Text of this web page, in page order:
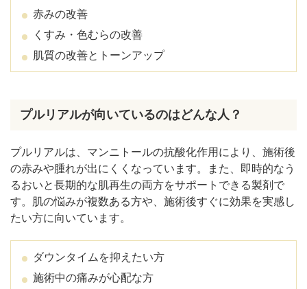
赤みの改善
くすみ・色むらの改善
肌質の改善とトーンアップ
プルリアルが向いているのはどんな人？
プルリアルは、マンニトールの抗酸化作用により、施術後
の赤みや腫れが出にくくなっています。また、即時的なう
るおいと長期的な肌再生の両方をサポートできる製剤で
す。肌の悩みが複数ある方や、施術後すぐに効果を実感し
たい方に向いています。
ダウンタイムを抑えたい方
施術中の痛みが心配な方